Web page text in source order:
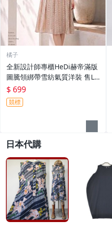
橘子
全新設計師專櫃HeDi赫帝滿版
圖騰領綁帶雪紡氣質洋裝 售L
號
$ 699
競標
日本代購